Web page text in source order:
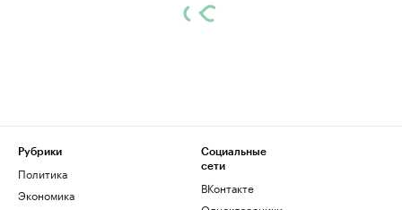
Рубрики
Политика
Экономика
Социальные
сети
ВКонтакте